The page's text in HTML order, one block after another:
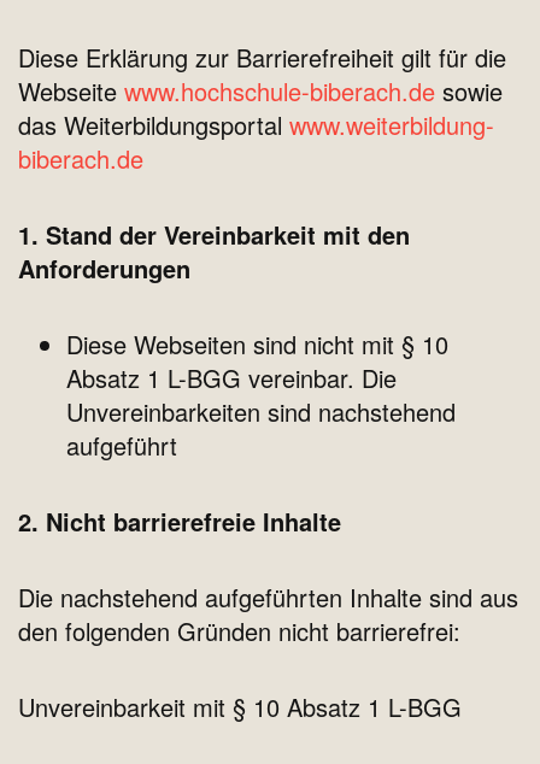
Diese Erklärung zur Barrierefreiheit gilt für die
Webseite www.hochschule-biberach.de sowie
das Weiterbildungsportal www.weiterbildung-
biberach.de
1. Stand der Vereinbarkeit mit den
Anforderungen
Diese Webseiten sind nicht mit § 10
Absatz 1 L-BGG vereinbar. Die
Unvereinbarkeiten sind nachstehend
aufgeführt
2. Nicht barrierefreie Inhalte
Die nachstehend aufgeführten Inhalte sind aus
den folgenden Gründen nicht barrierefrei:
Unvereinbarkeit mit § 10 Absatz 1 L-BGG